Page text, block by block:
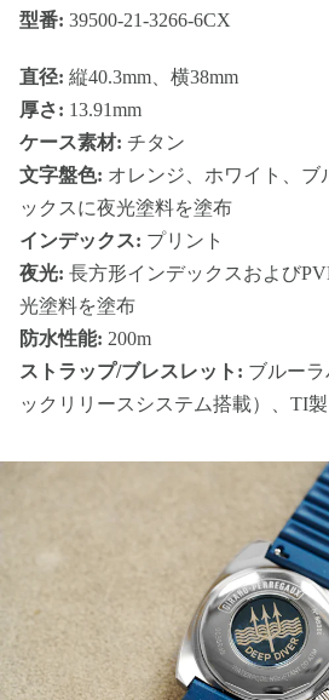
型番: 39500-21-3266-6CX
直径: 縦40.3mm、横38mm
厚さ: 13.91mm
ケース素材: チタン
文字盤色: オレンジ、ホワイト、ブ
ックスに夜光塗料を塗布
インデックス: プリント
夜光: 長方形インデックスおよび
光塗料を塗布
防水性能: 200m
ストラップ/ブレスレット: ブルー
ックリリースシステム搭載）、TI